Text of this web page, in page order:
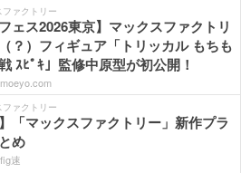
ファクトリー
ェス2026東京】マックスファクトリ
？）フィギュア「トリッカル もちも
ｽﾋﾟｷ」監修中原型が初公開！
moeyo.com
ファクトリー
「マックスファクトリー」新作プラ
め
fig速